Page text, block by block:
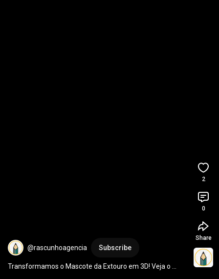
@rascunhoagencia Subscribe
Transformamos o Mascote da Extouro em 3D! Veja o
2
0
Share